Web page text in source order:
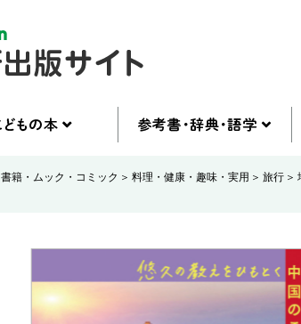
書籍・ムック・コミック 料理・健康・趣味・実用 旅行